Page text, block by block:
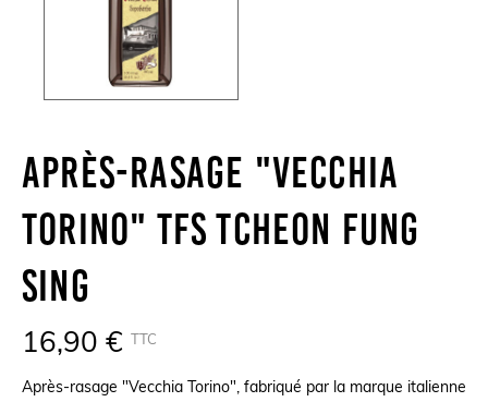
Après-Rasage "Vecchia
Torino" TFS Tcheon Fung
Sing
16,90 € TTC
Après-rasage "Vecchia Torino", fabriqué par la marque italienne